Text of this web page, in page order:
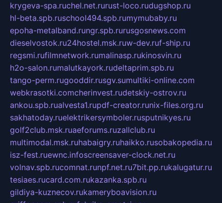
krygeva-spa.ruchel.net.rurust-loco.rudugshop.ru
hl-beta.spb.ruschool494.spb.rumymubaby.ru
epoha-metalband.rungr.spb.rurusgosnews.com
dieselvostok.ru24hostel.msk.ruw-dev.ruf-ship.ru
regsmi.rufilmnetwork.rumalinasp.rukinosvin.ru
h2o-salon.rumalutkayork.rudeltaprim.spb.ru
tango-perm.rugooddir.rusgv.sumultiki-online.com
webkrasotki.comcherinvest.rudetskiy-ostrov.ru
ankou.spb.rualvesta1.rupdf-creator.runix-files.org.ru
sakhatoday.ruelektrikersymboler.rusputnikyes.ru
golf2club.msk.ruaeforums.ruzallclub.ru
multimodal.msk.ruhabaigry.ruhaikko.rusobakopedia.ru
isz-fest.ruewnc.infoscreensaver-clock.net.ru
volnav.spb.rucomnat.runpf.net.ru7bit.pp.rukalugatur.ru
tesiaes.rucard.com.rukazanka.spb.ru
gildiya-kuznecov.rukameryboavision.ru